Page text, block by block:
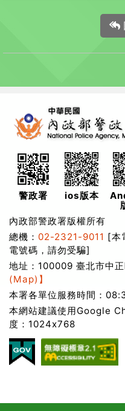
警政署 ios版本
內政部警政署版權所有
總機： 02-2321-9011 [本
電號碼，請勿受騙]
地址：100009 臺北市中
(Map)】
本署各單位服務時間：
本網站建議使用Google
度：1024x768